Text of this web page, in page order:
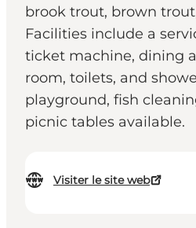
brook trout, brown
Facilities include a
ticket machine, dining
room, toilets, and
playground, fish
picnic tables available.
Visiter le site web